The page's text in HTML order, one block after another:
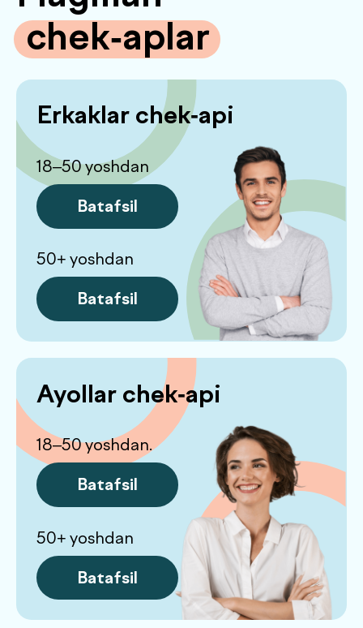
Diagnostika
Qandli diabet chek-api
Bolalar chek-api
Natijalarni smartfonda oling
Batafsil
Diagnostika
45 yoshgacha
Batafsil
Gastro chek-api